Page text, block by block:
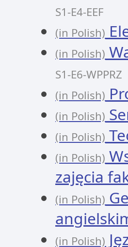
S1-E4-EEF
(in Polish)
(in Polish)
S1-E6-WPPRZ
(in Polish)
(in Polish)
(in Polish)
(in Polish)
zajęcia
(in Polish)
(in Polish)